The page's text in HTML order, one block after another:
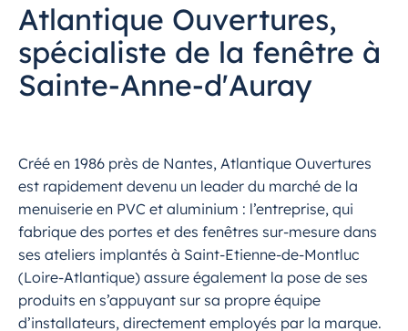
Atlantique Ouvertures,
spécialiste de la fenêtre à
Sainte-Anne-d'Auray
Créé en 1986 près de Nantes, Atlantique Ouvertures
est rapidement devenu un leader du marché de la
menuiserie en PVC et aluminium : l’entreprise, qui
fabrique des portes et des fenêtres sur-mesure dans
ses ateliers implantés à Saint-Etienne-de-Montluc
(Loire-Atlantique) assure également la pose de ses
produits en s’appuyant sur sa propre équipe
d’installateurs, directement employés par la marque.